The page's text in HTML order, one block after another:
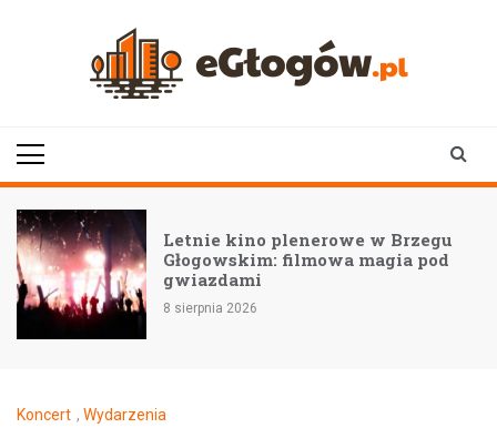
Letnie kino plenerowe w Brzegu
Głogowskim: filmowa magia pod
gwiazdami
8 sierpnia 2026
Koncert , Wydarzenia